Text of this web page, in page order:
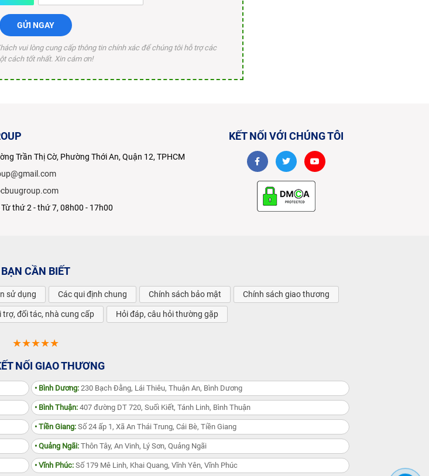
GỬI NGAY
vui lòng cung cấp thông tin chính xác để chúng tôi hỗ trợ các
cách tốt nhất. Xin cám ơn!
Trần Thị Cờ, Phường Thới An, Quận 12, TPHCM
Từ thứ 2 - thứ 7, 08h00 - 17h00
KẾT NỐI VỚI CHÚNG TÔI
BẠN CẦN BIẾT
sử dụng Các qui định chung Chính sách bảo mật Chính sách giao thương
trợ, đối tác, nhà cung cấp Hỏi đáp, câu hỏi thường gặp
★★★★★
NỐI GIAO THƯƠNG
• Bình Dương:230 Bạch Đằng, Lái Thiêu, Thuận An, Bình Dương
• Bình Thuận:407 đường DT 720, Suối Kiết, Tánh Linh, Bình Thuận
• Tiền Giang:Số 24 ấp 1, Xã An Thái Trung, Cái Bè, Tiền Giang
• Quảng Ngãi:Thôn Tây, An Vinh, Lý Sơn, Quảng Ngãi
• Vĩnh Phúc:Số 179 Mê Linh, Khai Quang, Vĩnh Yên, Vĩnh Phúc